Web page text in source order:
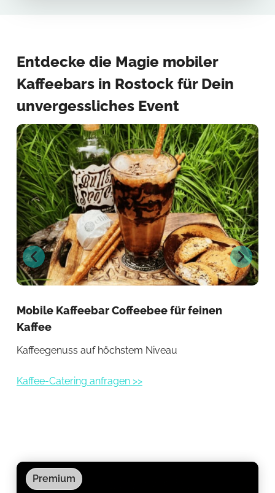
Entdecke die Magie mobiler
Kaffeebars in Rostock für Dein
unvergessliches Event
Mobile Kaffeebar Coffeebee für feinen
Kaffee
Kaffeegenuss auf höchstem Niveau
Kaffee-Catering anfragen >>
Premium